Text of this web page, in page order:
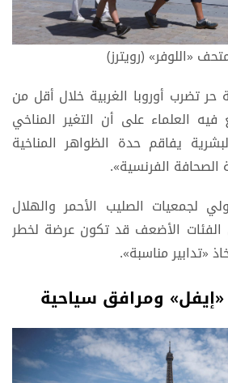
«اللوفر» (رويترز)
تضرب أوروبا الغربية خلال أقل من
العلماء على أن التغير المناخي
يفاقم حدة الظواهر المناخية
الفرنسية».
لجمعيات الصليب الأحمر والهلال
الفئات الأضعف قد تكون عرضة لخطر
«تدابير مناسبة».
«إيفل» ومرافق سياحية